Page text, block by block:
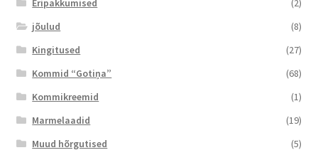
Eripakkumised
(2)
jõulud
(8)
Kingitused
(27)
Kommid “Gotiņa”
(68)
Kommikreemid
(1)
Marmelaadid
(19)
Muud hõrgutised
(5)